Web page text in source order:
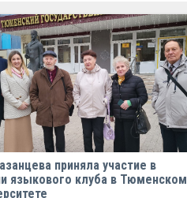
приняла участие в
языкового клуба в Тюменском